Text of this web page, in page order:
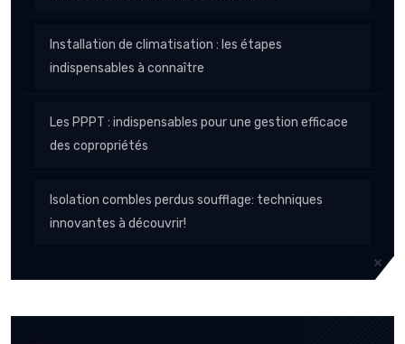
Installation de climatisation : les étapes
indispensables à connaître
Les PPPT : indispensables pour une gestion efficace
des copropriétés
Isolation combles perdus soufflage: techniques
innovantes à découvrir!